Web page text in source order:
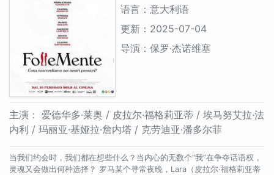
语言：意大利语
更新：2025-07-04
导演：保罗·杰诺维塞
主演： 爱德华多·莱奥 / 皮拉尔·福格莉亚蒂 / 埃马努艾拉·法
内利 / 玛丽亚·基娅拉·詹内塔 / 克劳迪亚·潘多尔菲
当我们约会时，我们都在想些什么？当内心的无数个“我”在争夺话语权，
灵魂又会做出何种选择？ 罗马某个寻常夜晚，Lara（皮拉尔·福格莉亚蒂